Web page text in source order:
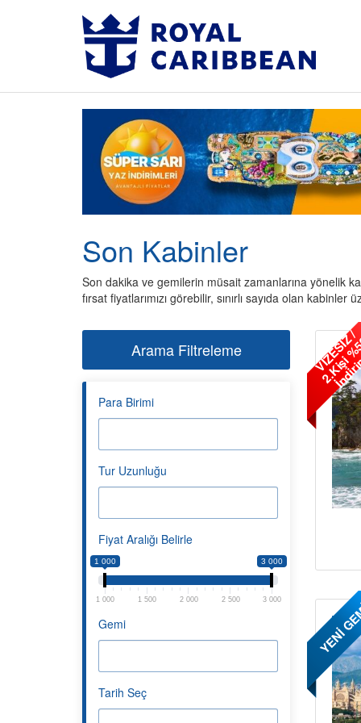
Son Kabinler
Son dakika ve gemilerin müsait zamanlarına yönelik
fırsat fiyatlarımızı görebilir, sınırlı sayıda olan
Arama Filtreleme
Para Birimi
Tur Uzunluğu
Fiyat Aralığı Belirle
1 000 3 000
1 000 1 500 2 000 2 500 3 000
Gemi
Tarih Seç
V
İ
Z
E
S
İ
Z
/
2
.
K
i
ş
i
%
5
İ
n
d
i
r
i
m
l
YENİ